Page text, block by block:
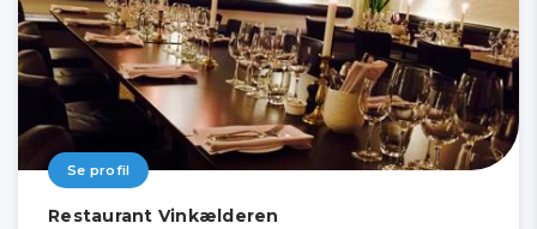
Se profil
Restaurant Vinkælderen